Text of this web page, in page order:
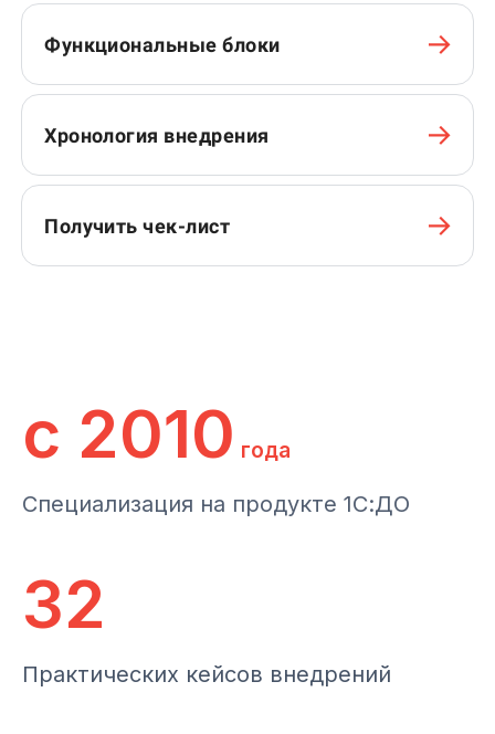
Функциональные блоки
Хронология внедрения
Получить чек-лист
с 2010 года
Специализация на продукте 1С:ДО
32
Практических кейсов внедрений